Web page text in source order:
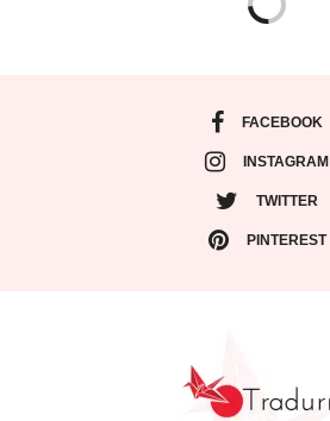
FACEBOOK
INSTAGRAM
TWITTER
PINTEREST